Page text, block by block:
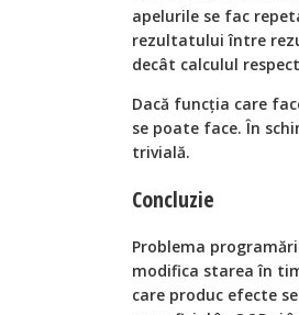
apelurile se fac
rezultatului între
decât calculul
Dacă funcţia care
se poate face. În
trivială.
Concluzie
Problema
modifica starea în
care produc efecte